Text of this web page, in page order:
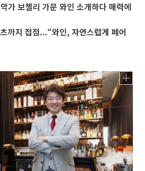
가 보첼리 가문 와인 소개하다 매력에
까지 접점...“와인, 자연스럽게 페어